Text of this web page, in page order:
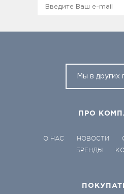
Мы в других
ПРО
О НАС НОВОСТИ
БРЕНДЫ